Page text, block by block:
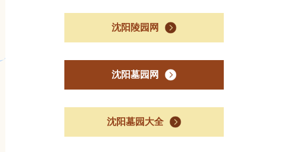
沈阳陵园网
沈阳墓园网
沈阳墓园大全